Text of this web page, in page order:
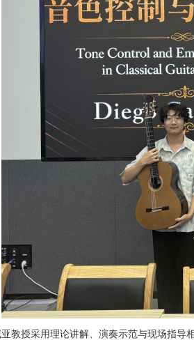
教授采用理论讲解、演奏示范与现场指